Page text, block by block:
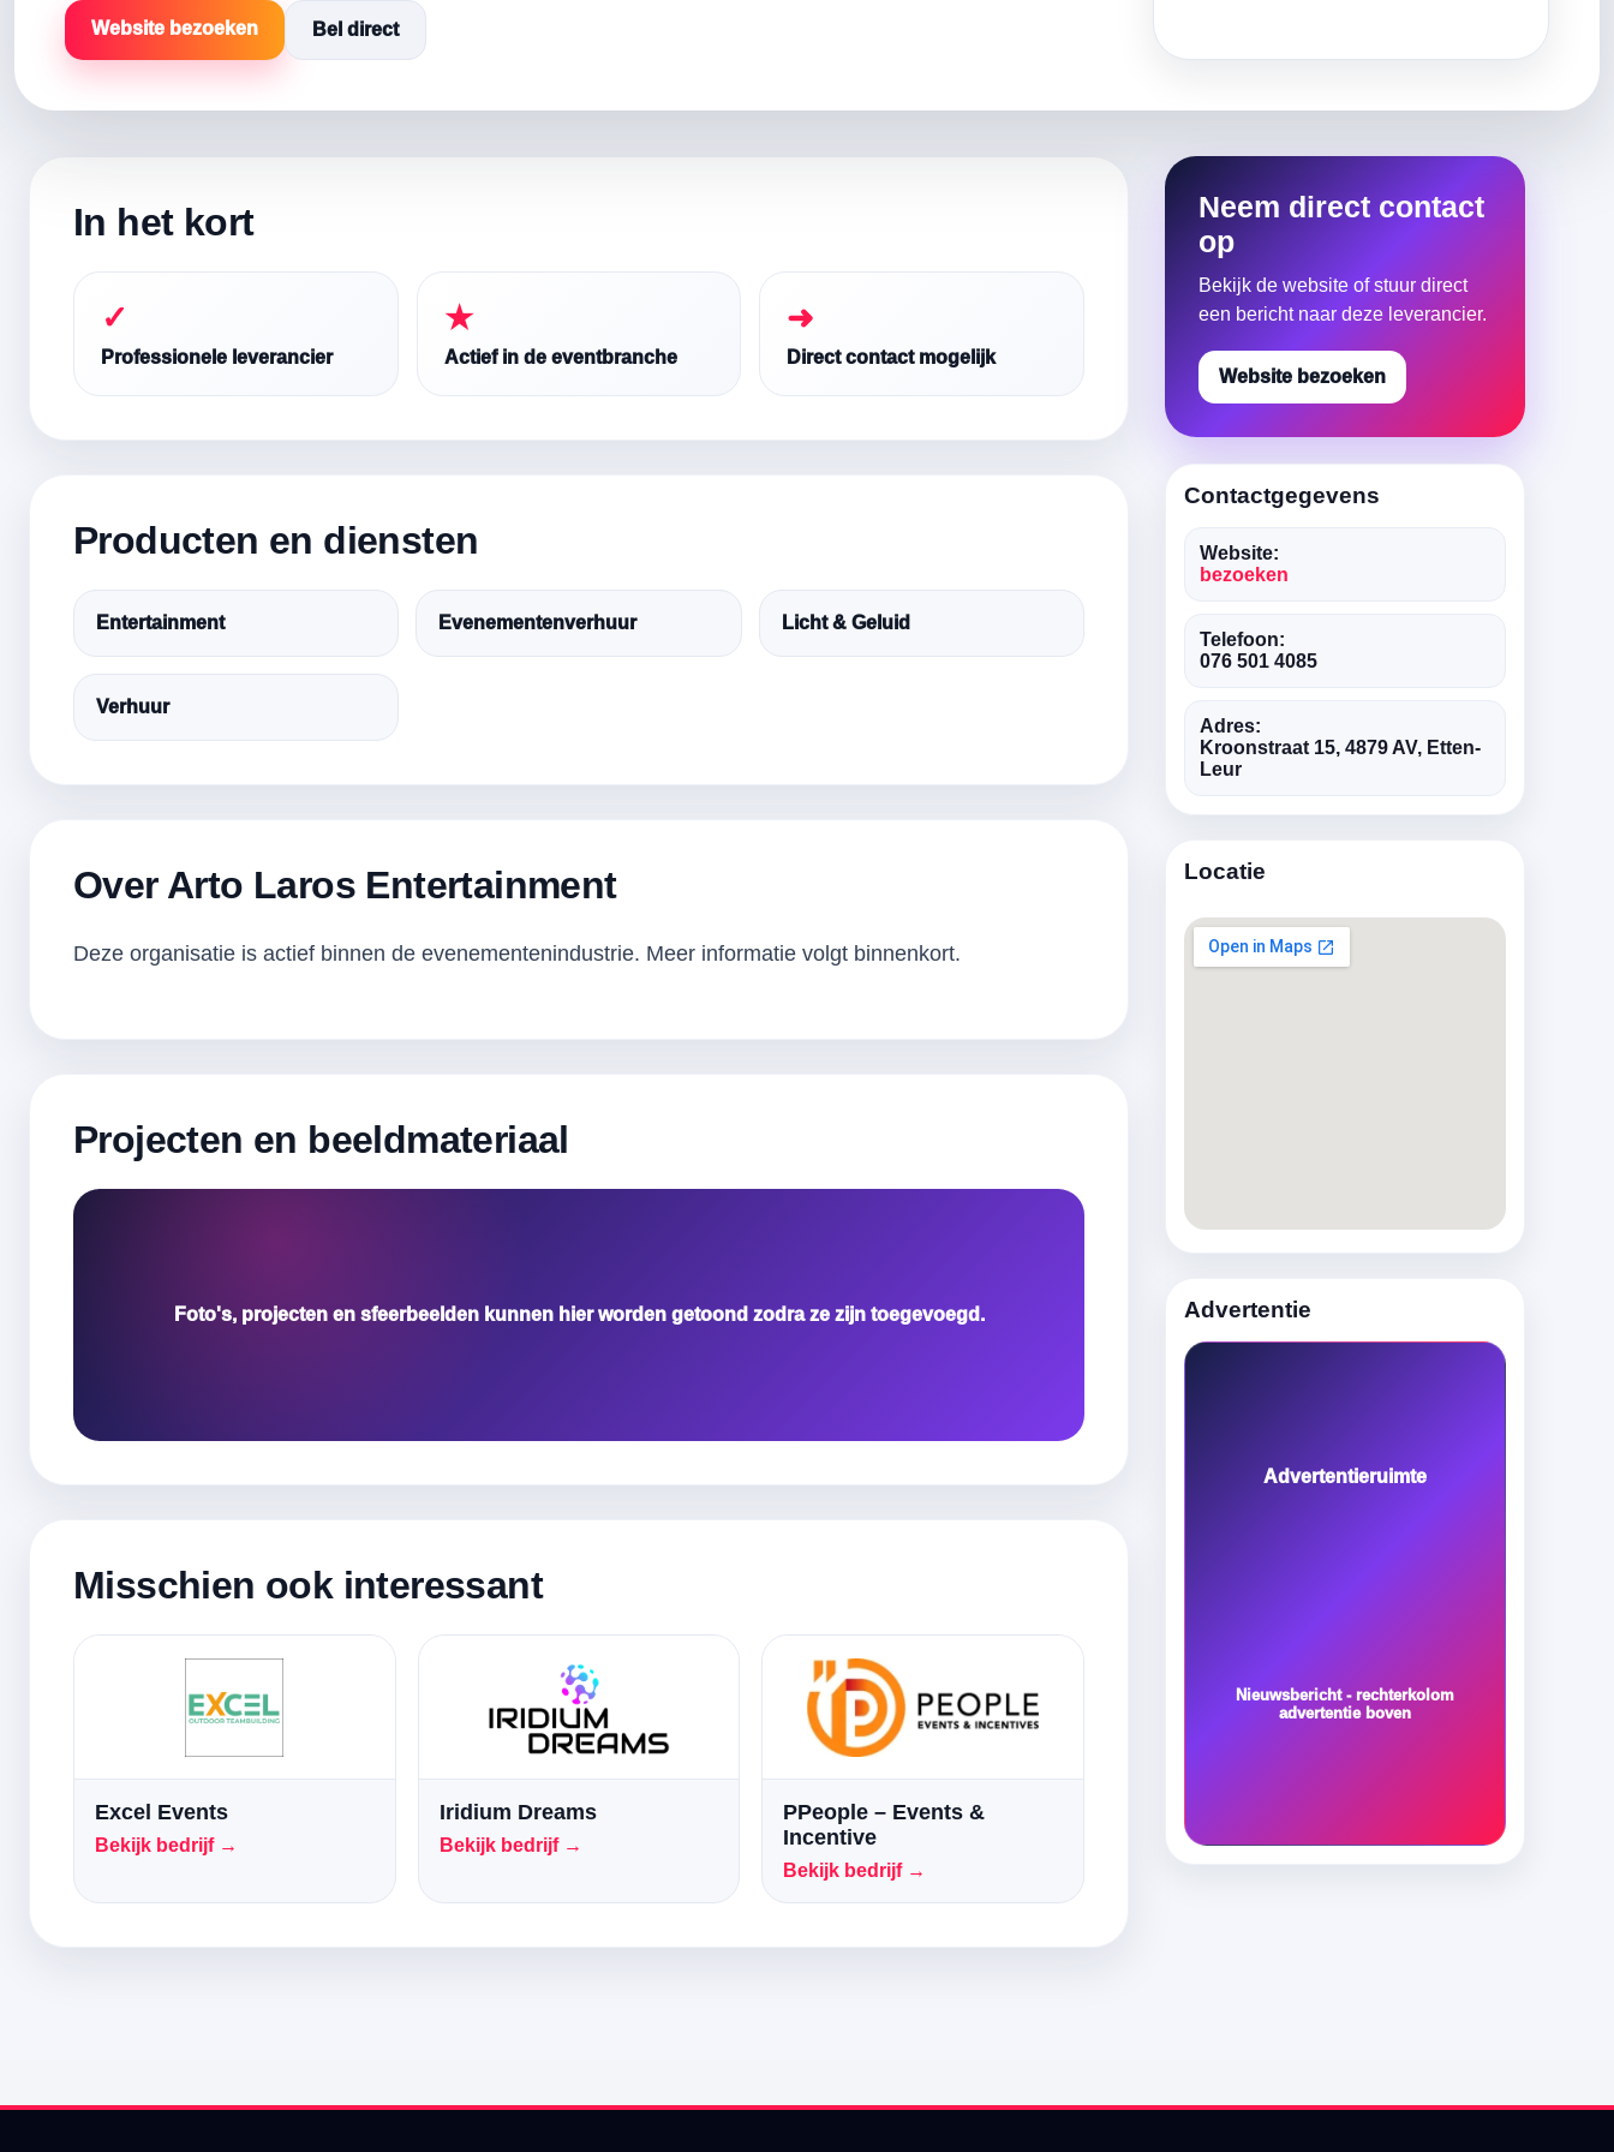
Website bezoeken Bel direct
In het kort
✓
Professionele leverancier
★
Actief in de eventbranche
➜
Direct contact mogelijk
Producten en diensten
Entertainment Evenementenverhuur Licht & Geluid
Verhuur
Over Arto Laros Entertainment
Deze organisatie is actief binnen de evenementenindustrie. Meer informatie volgt binnenkort.
Projecten en beeldmateriaal
Foto's, projecten en sfeerbeelden kunnen hier worden getoond zodra ze zijn toegevoegd.
Misschien ook interessant
Excel Events
Bekijk bedrijf →
Iridium Dreams
Bekijk bedrijf →
PPeople – Events &
Incentive
Bekijk bedrijf →
Neem direct contact
op
Bekijk de website of stuur direct
een bericht naar deze leverancier.
Website bezoeken
Contactgegevens
Website:
bezoeken
Telefoon:
076 501 4085
Adres:
Kroonstraat 15, 4879 AV, Etten-
Leur
Locatie
Advertentie
Advertentieruimte
Nieuwsbericht - rechterkolom
advertentie boven